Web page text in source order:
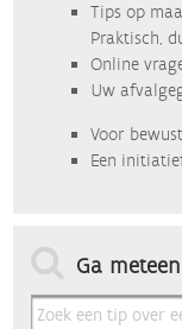
Tips op
Praktisch,
Online
Uw
Voor
Een
Ga